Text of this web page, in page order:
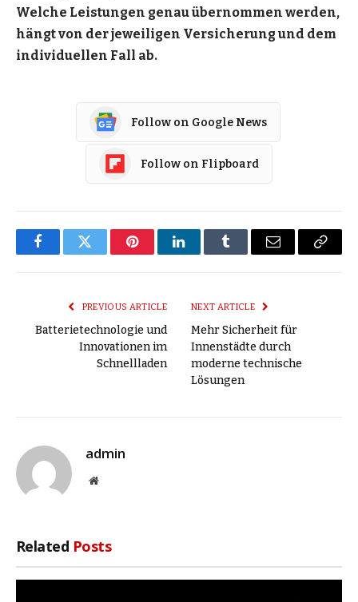
Welche Leistungen genau übernommen werden,
hängt von der jeweiligen Versicherung und dem
individuellen Fall ab.
Follow on Google News
Follow on Flipboard
FacebookTwitter PinterestLinkedInTumblr Email
Copy
PREVIOUS ARTICLE
Batterietechnologie und
Innovationen im
Schnellladen
NEXT ARTICLE
Mehr Sicherheit für
Innenstädte durch
moderne technische
Lösungen
admin
Website
Related Posts